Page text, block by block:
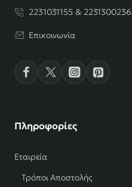
2231031155 & 2231300236
Επικοινωνία
Πληροφορίες
Εταιρεία
Τρόποι Αποστολής